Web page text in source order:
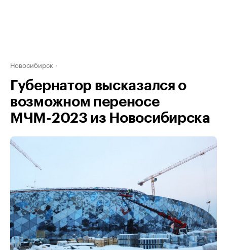
Новосибирск
Губернатор высказался о
возможном переносе
МЧМ-2023 из Новосибирска